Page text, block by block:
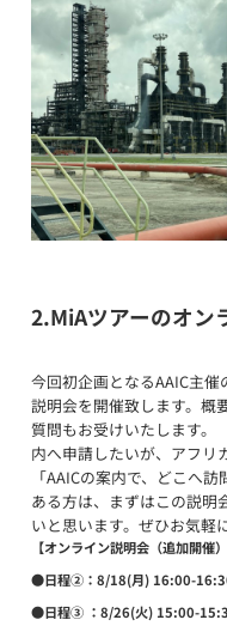
2.MiAツアーのオン
今回初企画となるAAIC主
説明会を開催致します。概
質問もお受けいたします。
内へ申請したいが、アフリ
「AAICの案内で、どこへ
ある方は、まずはこの説明
いと思います。ぜひお気軽
【オンライン説明会（追加開催）
●日程②：8/18(月) 16:00-
●日程③ ：8/26(火) 15:00-